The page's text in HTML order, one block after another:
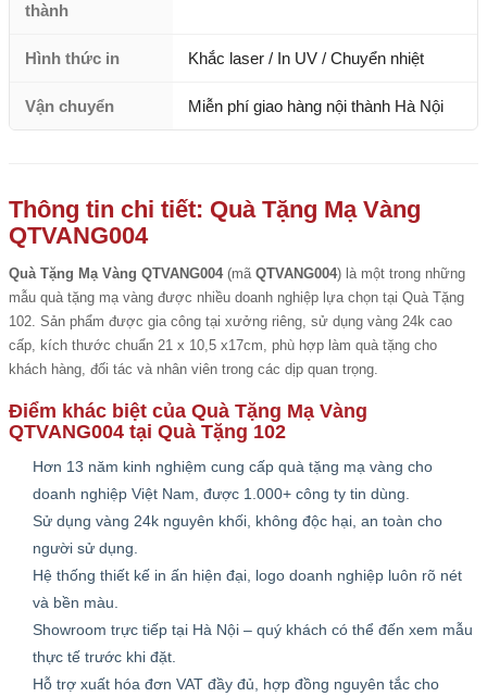
thành
Hình thức in Khắc laser / In UV / Chuyển nhiệt
Vận chuyển Miễn phí giao hàng nội thành Hà Nội
Thông tin chi tiết: Quà Tặng Mạ Vàng
QTVANG004
Quà Tặng Mạ Vàng QTVANG004(mã QTVANG004) là một trong những
mẫu quà tặng mạ vàng được nhiều doanh nghiệp lựa chọn tại Quà Tặng
102. Sản phẩm được gia công tại xưởng riêng, sử dụng vàng 24k cao
cấp, kích thước chuẩn 21 x 10,5 x17cm, phù hợp làm quà tặng cho
khách hàng, đối tác và nhân viên trong các dịp quan trọng.
Điểm khác biệt của Quà Tặng Mạ Vàng
QTVANG004 tại Quà Tặng 102
Hơn 13 năm kinh nghiệm cung cấp quà tặng mạ vàng cho
doanh nghiệp Việt Nam, được 1.000+ công ty tin dùng.
Sử dụng vàng 24k nguyên khối, không độc hại, an toàn cho
người sử dụng.
Hệ thống thiết kế in ấn hiện đại, logo doanh nghiệp luôn rõ nét
và bền màu.
Showroom trực tiếp tại Hà Nội – quý khách có thể đến xem mẫu
thực tế trước khi đặt.
Hỗ trợ xuất hóa đơn VAT đầy đủ, hợp đồng nguyên tắc cho